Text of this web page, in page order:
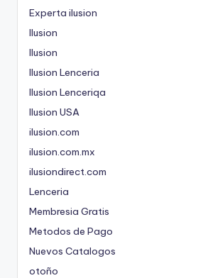
Experta ilusion
Ilusion
Ilusion
Ilusion Lenceria
Ilusion Lenceriqa
Ilusion USA
ilusion.com
ilusion.com.mx
ilusiondirect.com
Lenceria
Membresia Gratis
Metodos de Pago
Nuevos Catalogos
otoño